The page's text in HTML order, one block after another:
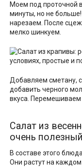
Моем под проточной
минуты, но не
нарезаем. После
мелко шинкуем.
Добавляем сметану,
добавить черного
вкуса. Перемешиваем
Салат из
очень полезный
В составе этого
Они растут на